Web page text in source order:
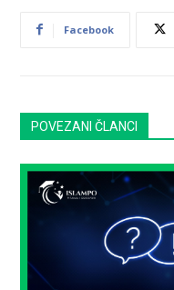
Facebook
POVEZANI ČLANCI